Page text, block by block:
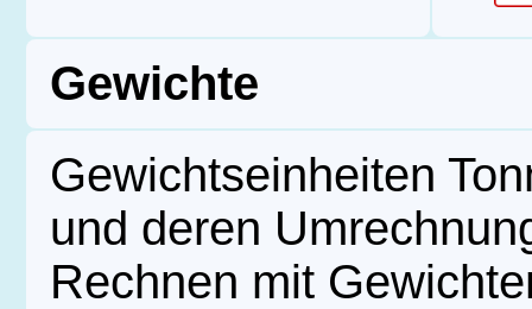
Gewichte
Gewichtseinheiten
und deren
Rechnen mit